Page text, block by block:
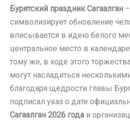
Бурятский праздник Сагаалган
символизирует обновление
вписывается в идею белого
центральное место в
тому же, в ходе этого
могут насладиться
благодаря щедрости главы
подписал указ о дате
Сагаалган 2026 года и